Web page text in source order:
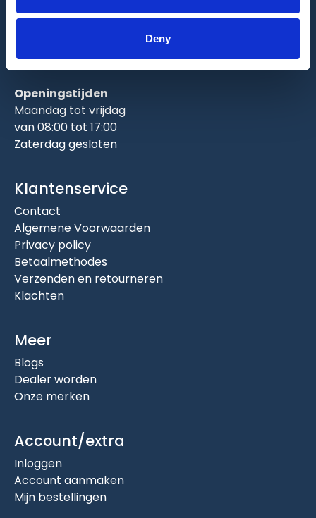
Deny
Boterweg 2
8334 NS Tuk (Steenwijk)
+31 0521343424
Openingstijden
Maandag tot vrijdag
van 08:00 tot 17:00
Zaterdag gesloten
Klantenservice
Contact
Algemene Voorwaarden
Privacy policy
Betaalmethodes
Verzenden en retourneren
Klachten
Meer
Blogs
Dealer worden
Onze merken
Account/extra
Inloggen
Account aanmaken
Mijn bestellingen